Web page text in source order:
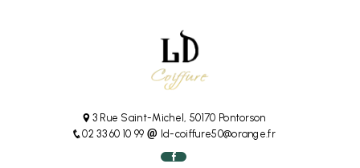
3 Rue Saint-Michel, 50170 Pontorson
02 33 60 10 99
ld-coiffure50@orange.fr